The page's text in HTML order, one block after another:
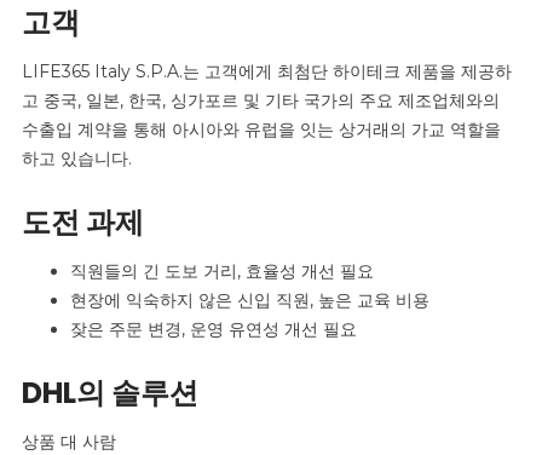
고객
LIFE365 Italy S.P.A.는 고객에게 최첨단 하이테크 제품을 제공하
고 중국, 일본, 한국, 싱가포르 및 기타 국가의 주요 제조업체와의
수출입 계약을 통해 아시아와 유럽을 잇는 상거래의 가교 역할을
하고 있습니다.
도전 과제
직원들의 긴 도보 거리, 효율성 개선 필요
현장에 익숙하지 않은 신입 직원, 높은 교육 비용
잦은 주문 변경, 운영 유연성 개선 필요
DHL의 솔루션
상품 대 사람